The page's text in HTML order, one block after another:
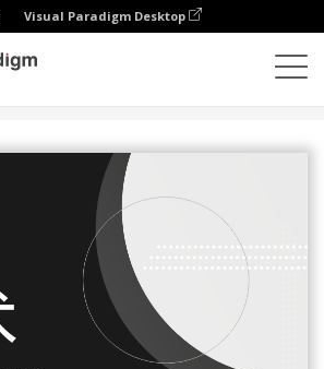
Visual Paradigm Desktop